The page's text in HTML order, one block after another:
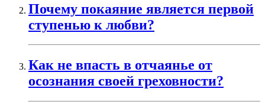
Почему покаяние является первой
ступенью к любви?
Как не впасть в отчаянье от
осознания своей греховности?